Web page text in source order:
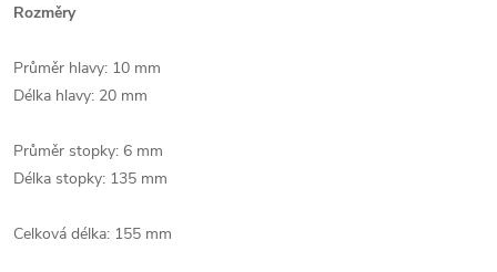
Rozměry
Průměr hlavy: 10 mm
Délka hlavy: 20 mm
Průměr stopky: 6 mm
Délka stopky: 135 mm
Celková délka: 155 mm